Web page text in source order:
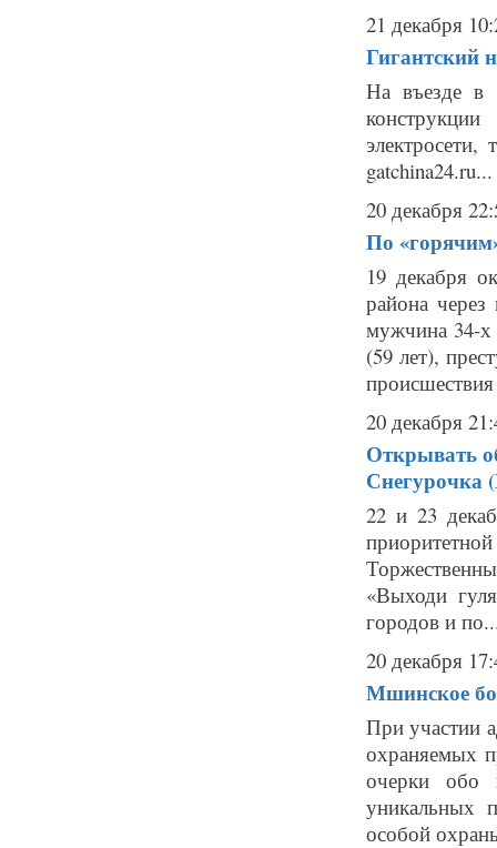
21 декабря
Гигантский
На въезде в
gatchina24.ru...
20 декабря
По
19 декабря
района
мужчина 34-
(59 лет),
20 декабря
Открывать
22 и 23
«Выходи
городов и
20 декабря
Мшинское
При участии
охраняемых
очерки обо
уникальных
особой